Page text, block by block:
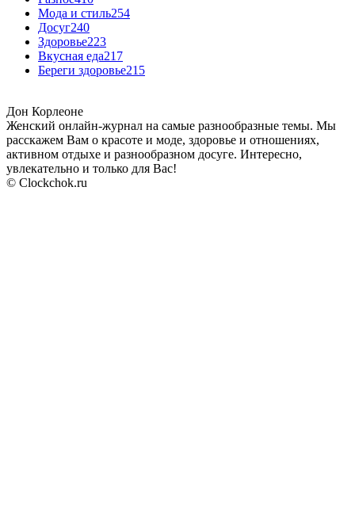
Мода и стиль254
Досуг240
Здоровье223
Вкусная еда217
Береги здоровье215
Дон Корлеоне
Женский онлайн-журнал на самые разнообразные темы. Мы
расскажем Вам о красоте и моде, здоровье и отношениях,
активном отдыхе и разнообразном досуге. Интересно,
увлекательно и только для Вас!
© Clockchok.ru